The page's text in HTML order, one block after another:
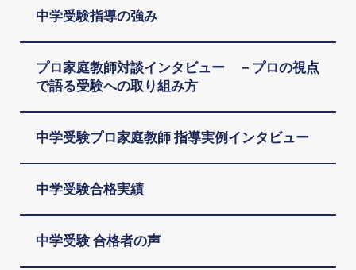
中学受験指導の強み
プロ家庭教師対談インタビュー －プロの視点
で語る受験への取り組み方
中学受験プロ家庭教師 指導実例インタビュー
中学受験合格実績
中学受験 合格者の声